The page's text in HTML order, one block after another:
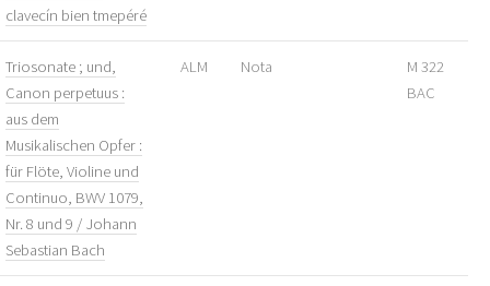
clavecín bien tmepéré
Triosonate ; und,
Canon perpetuus :
aus dem
Musikalischen Opfer :
für Flöte, Violine und
Continuo, BWV 1079,
Nr. 8 und 9 / Johann
Sebastian Bach
ALM Nota
M 322
BAC